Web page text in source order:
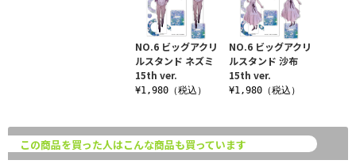
NO.6 ビッグアクリ
ルスタンド ネズミ
15th ver.
¥1,980（税込）
NO.6 ビッグアクリ
ルスタンド 沙布
15th ver.
¥1,980（税込）
この商品を買った人はこんな商品も買っています